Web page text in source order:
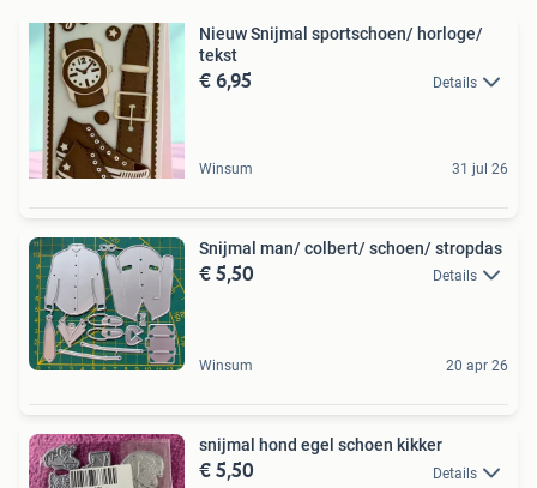
Nieuw Snijmal sportschoen/ horloge/
tekst
€ 6,95 Details
Winsum 31 jul 26
Snijmal man/ colbert/ schoen/ stropdas
€ 5,50 Details
Winsum 20 apr 26
snijmal hond egel schoen kikker
€ 5,50 Details